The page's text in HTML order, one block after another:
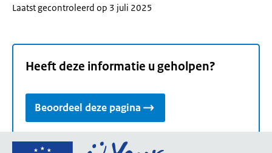
Laatst gecontroleerd op 3 juli 2025
Heeft deze informatie u geholpen?
Beoordeel deze pagina
Ga